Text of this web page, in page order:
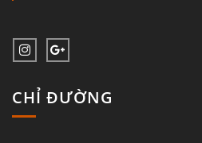
CHỈ ĐƯỜNG